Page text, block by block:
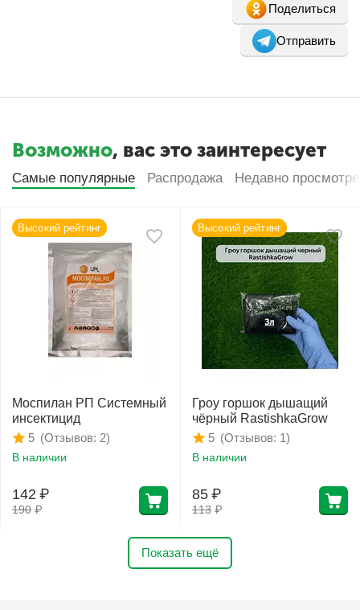
Поделиться
Отправить
Возможно, вас это заинтересует
Самые популярные Распродажа Недавно
Высокий рейтинг
Моспилан РП Системный
инсектицид
(Отзывов: 2)
5
В наличии
190 ₽
142 ₽
Высокий рейтинг
Гроу горшок дышащий
чёрный RastishkaGrow
(Отзывов: 1)
5
В наличии
113 ₽
85 ₽
Показать ещё